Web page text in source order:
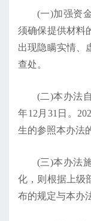
(一)加强资
须确保提供材料
出现隐瞒实情、
查处。
(二)本办法
年12月31日。
生的参照本办法
(三)本办法
化，则根据上级
布的规定与本办